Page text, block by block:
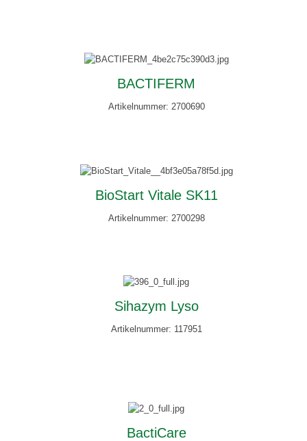
BACTIFERM
Artikelnummer: 2700690
BioStart Vitale SK11
Artikelnummer: 2700298
Sihazym Lyso
Artikelnummer: 117951
BactiCare